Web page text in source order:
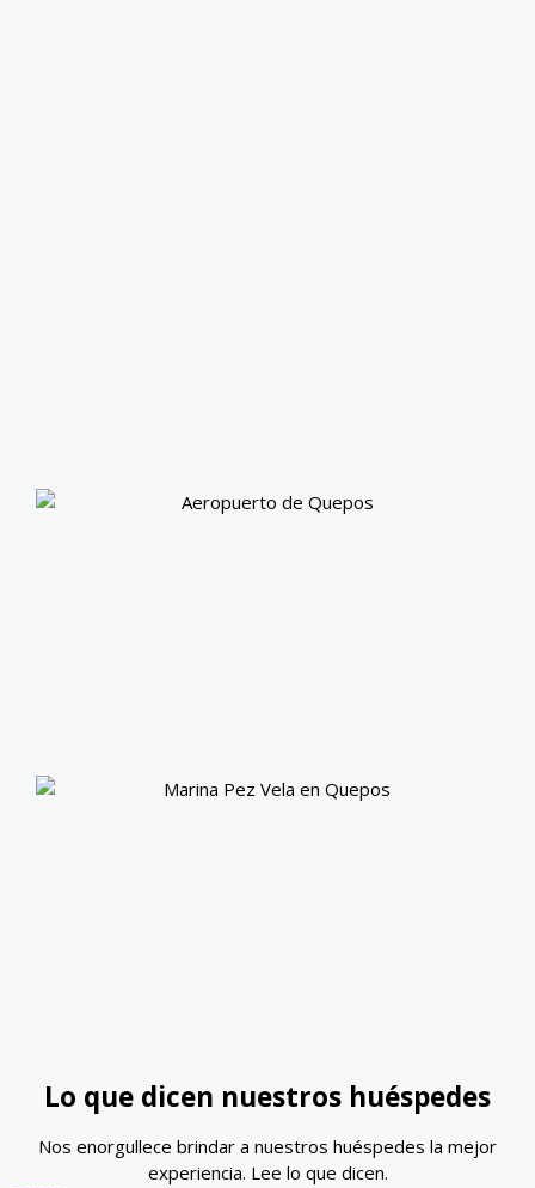
Lo que dicen nuestros huéspedes
Nos enorgullece brindar a nuestros huéspedes la mejor
experiencia. Lee lo que dicen.